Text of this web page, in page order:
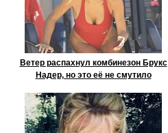
Ветер распахнул комбинезон Брукс
Надер, но это её не смутило